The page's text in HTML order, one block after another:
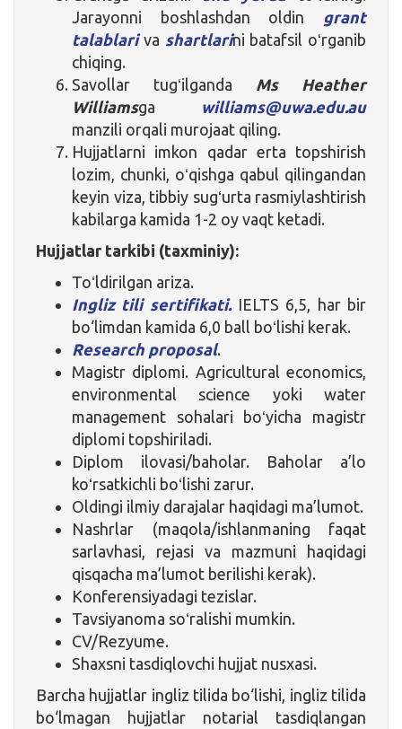
Jarayonni boshlashdan oldin grant
talablariva shartlarini batafsil oʻrganib
chiqing.
Savollar tugʻilganda Ms Heather
Williamsga williams@uwa.edu.au
manzili orqali murojaat qiling.
Hujjatlarni imkon qadar erta topshirish
lozim, chunki, oʻqishga qabul qilingandan
keyin viza, tibbiy sugʻurta rasmiylashtirish
kabilarga kamida 1-2 oy vaqt ketadi.
Hujjatlar tarkibi (taxminiy):
Toʻldirilgan ariza.
Ingliz tili sertifikati.IELTS 6,5, har bir
bo‘limdan kamida 6,0 ball boʻlishi kerak.
Research proposal.
Magistr diplomi. Agricultural economics,
environmental science yoki water
management sohalari boʻyicha magistr
diplomi topshiriladi.
Diplom ilovasi/baholar. Baholar a’lo
koʻrsatkichli boʻlishi zarur.
Oldingi ilmiy darajalar haqidagi ma’lumot.
Nashrlar (maqola/ishlanmaning faqat
sarlavhasi, rejasi va mazmuni haqidagi
qisqacha ma’lumot berilishi kerak).
Konferensiyadagi tezislar.
Tavsiyanoma soʻralishi mumkin.
CV/Rezyume.
Shaxsni tasdiqlovchi hujjat nusxasi.
Barcha hujjatlar ingliz tilida bo‘lishi, ingliz tilida
bo‘lmagan hujjatlar notarial tasdiqlangan